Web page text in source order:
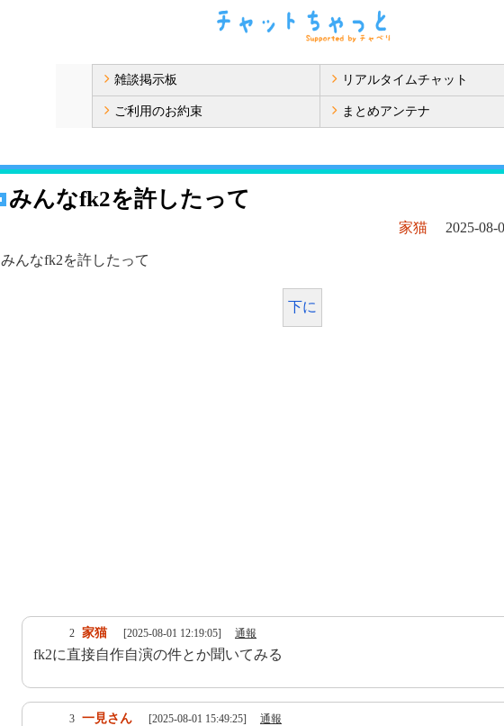
雑談掲示板 リアルタイムチャット
ご利用のお約束 まとめアンテナ
みんなfk2を許したって
家猫 2025-08-
みんなfk2を許したって
下に
2 家猫 [2025-08-01 12:19:05] 通報
fk2に直接自作自演の件とか聞いてみる
3 一見さん [2025-08-01 15:49:25] 通報